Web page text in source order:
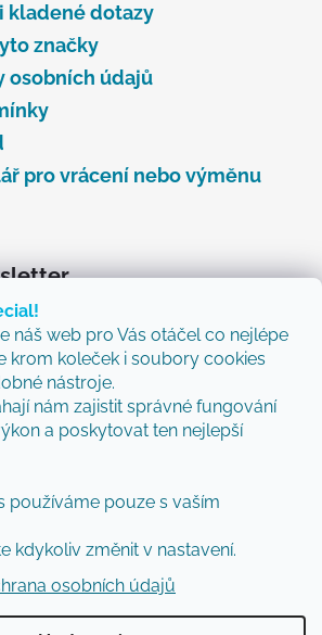
náš web pro Vás otáčel co nejlépe
krom koleček i soubory cookies
nástroje.
nám zajistit správné fungování
a poskytovat ten nejlepší
používáme pouze s vaším
kdykoliv změnit v nastavení.
osobních údajů
kladené dotazy
značky
osobních údajů
pro vrácení nebo výměnu
my vám budeme zasílat informace
na našem e-shopu.
my Vám budeme zasílat ty nejlepší
souhlasíte spodmínkami
údajů